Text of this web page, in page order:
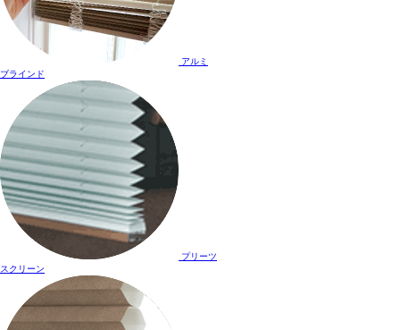
アルミ
ブラインド
プリーツ
スクリーン